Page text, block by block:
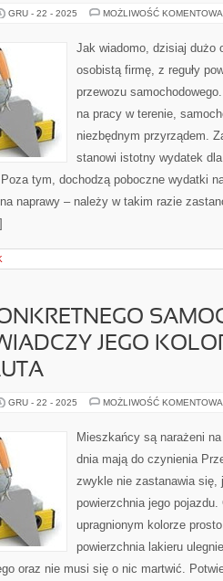
GRU - 22 - 2025 MOŻLIWOŚĆ
Jak wiadomo, dzisiaj dużo
osobistą firmę, z reguły
przewozu
na pracy w terenie,
niezbędnym przyrządem.
stanowi istotny wydatek
Poza tym, dochodzą poboczne wydatki
naprawy – należy w takim razie
JEGO
GRU - 22 - 2025 MOŻLIWOŚĆ
Mieszkańcy są narażeni
dnia mają do czynienia
zwykle nie zastanawia
powierzchnia jego pojazdu.
upragnionym kolorze
powierzchnia lakieru
oraz nie musi się o nic martwić.